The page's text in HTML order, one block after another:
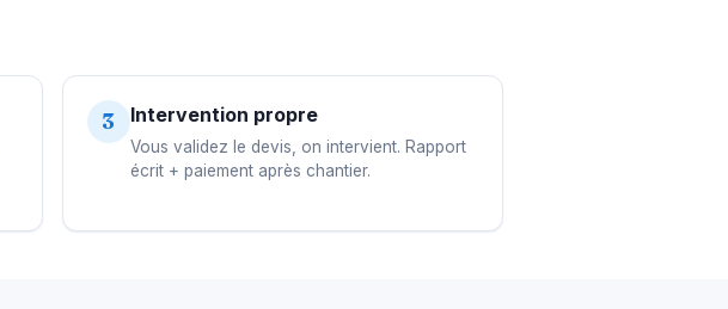
3 Intervention propre
Vous validez le devis, on intervient. Rapport
écrit + paiement après chantier.